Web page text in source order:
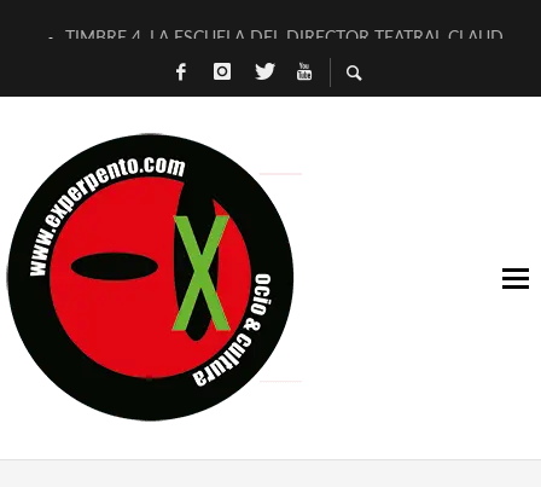
TIMBRE 4, LA ESCUELA DEL DIRECTOR TEATRAL CLAUDIO
30 AÑOS (NO ES NADA) DE LA KATARSIS DEL TOMATAZO
D’BALDOMEROS REINVENTAN [BITÁCORA 3.0] EN EXVITA
MARSHALL FLASH PRESENTA EN EXVITA [RELATIVA
JOFRE BARDAGÍ EN EXVITA INTERPRETANDO A SERRAT
YORCH PRESENTA [CURSO DE ARMONÍA PERSECUTORIA]
MAGALÍ SARE NOS EXPLICA [DESCASADA]
«NO TENGO PUTOS SUEÑOS»